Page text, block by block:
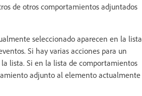
de otros comportamientos adjuntados
seleccionado aparecen en la lista
Si hay varias acciones para un
lista. Si en la lista de comportamientos
adjunto al elemento actualmente